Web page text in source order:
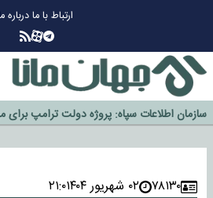
ارتباط با مادرباره
گزینه جدایی اوسمار روی میز مدیران پرسپولیس
آیا رئیس جمهور آمریکا قانون را دور می‌زند؟
اخراج رسمی چهره نامدار از پرسپولیس
سازمان اطلاعات سپاه: پروژه دولت ترامپ
خورد
۷۸۱۳۰ ۰۲ شهریور ۱۴۰۴
۲۱:۰